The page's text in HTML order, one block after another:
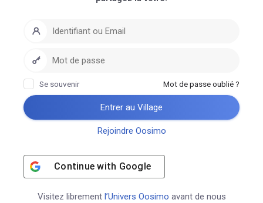
Se souvenir Mot de passe oublié ?
Entrer au Village
Rejoindre Oosimo
Continue with Google
Visitez librement l’Univers Oosimo avant de nous